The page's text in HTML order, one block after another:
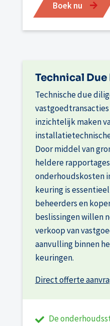
Boek nu
Technical
Technische due
inzichtelijk maken
Door middel van
heldere
onderhoudskosten
keuring is
beheerders en
beslissingen willen
verkoop van
aanvulling binnen
keuringen.
Direct offerte
De